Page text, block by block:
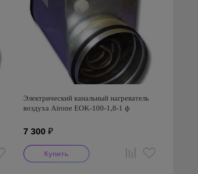
Электрический канальный нагреватель
воздуха Airone EOK-100-1,8-1 ф
7 300 ₽